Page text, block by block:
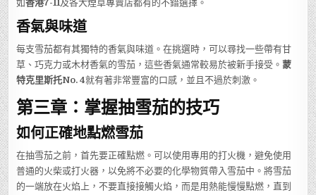
如香港7-11及各大煙草專賣店都有的不錯選擇。
香氣與味道
每支雪茄都有其獨特的香氣與味道。在挑選時，可以尋找一些帶有甘
草、巧克力或木材香氣的雪茄，這些香氣通常較易於被新手接受。蒙
特克里斯托No. 4就有著非常豐富的口感，並且不過於刺激。
第三章：掌握抽雪茄的技巧
如何正確地點燃雪茄
在抽雪茄之前，首先要正確點燃。可以使用專用的打火機，避免使用
普通的火柴或打火器，以免將不必要的化學物質帶入雪茄中。將雪茄
的一端放在火焰上，不要直接接觸火焰，而是用熱能慢慢點燃，直到